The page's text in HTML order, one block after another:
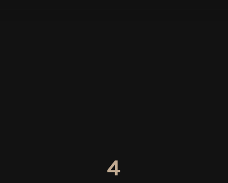
4